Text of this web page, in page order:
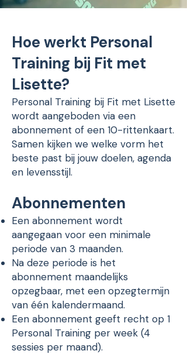
Hoe werkt Personal
Training bij Fit met
Lisette?
Personal Training bij Fit met Lisette
wordt aangeboden via een
abonnement of een 10-rittenkaart.
Samen kijken we welke vorm het
beste past bij jouw doelen, agenda
en levensstijl.
Abonnementen
Een abonnement wordt
aangegaan voor een minimale
periode van 3 maanden.
Na deze periode is het
abonnement maandelijks
opzegbaar, met een opzegtermijn
van één kalendermaand.
Een abonnement geeft recht op 1
Personal Training per week (4
sessies per maand).